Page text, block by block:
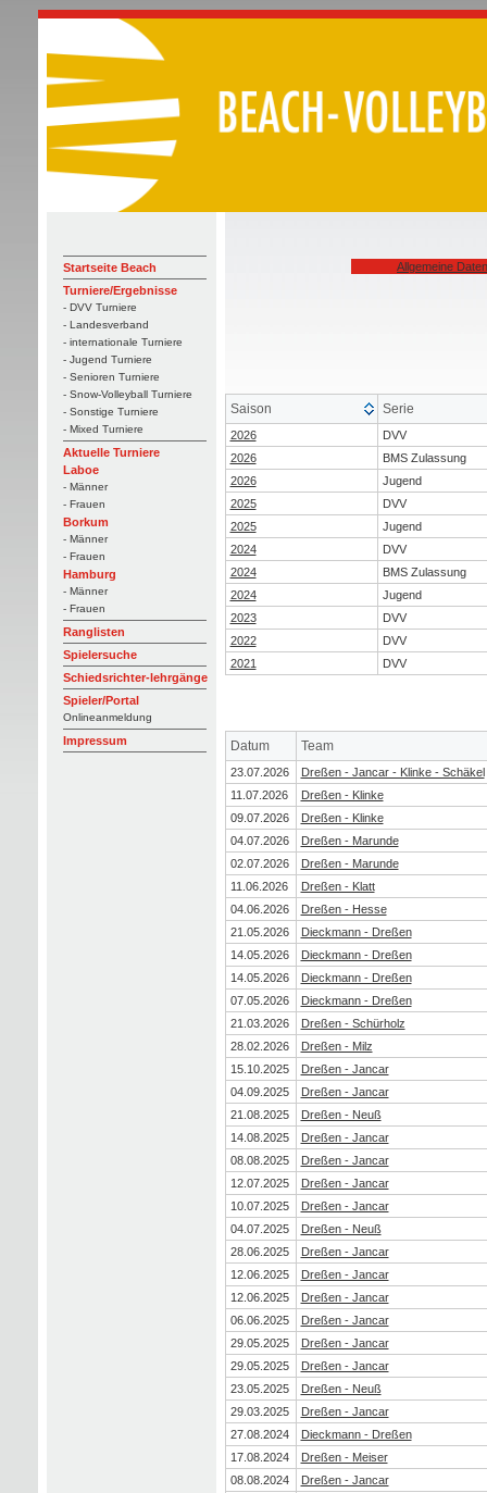
Startseite Beach
Turniere/Ergebnisse
- DVV Turniere
- Landesverband
- internationale Turniere
- Jugend Turniere
- Senioren Turniere
- Snow-Volleyball Turniere
- Sonstige Turniere
- Mixed Turniere
Aktuelle Turniere
Laboe
- Männer
- Frauen
Borkum
- Männer
- Frauen
Hamburg
- Männer
- Frauen
Ranglisten
Spielersuche
Schiedsrichter-lehrgänge
Spieler/Portal
Onlineanmeldung
Impressum
Allgemeine
Saison Serie
2026
DVV
2026
BMS Zulassung
2026
Jugend
2025
DVV
2025
Jugend
2024
DVV
2024
BMS Zulassung
2024
Jugend
2023
DVV
2022
DVV
2021
DVV
Datum Team
23.07.2026
Dreßen - Jancar - Klinke - Schäkel
11.07.2026
Dreßen - Klinke
09.07.2026
Dreßen - Klinke
04.07.2026
Dreßen - Marunde
02.07.2026
Dreßen - Marunde
11.06.2026
Dreßen - Klatt
04.06.2026
Dreßen - Hesse
21.05.2026
Dieckmann - Dreßen
14.05.2026
Dieckmann - Dreßen
14.05.2026
Dieckmann - Dreßen
07.05.2026
Dieckmann - Dreßen
21.03.2026
Dreßen - Schürholz
28.02.2026
Dreßen - Milz
15.10.2025
Dreßen - Jancar
04.09.2025
Dreßen - Jancar
21.08.2025
Dreßen - Neuß
14.08.2025
Dreßen - Jancar
08.08.2025
Dreßen - Jancar
12.07.2025
Dreßen - Jancar
10.07.2025
Dreßen - Jancar
04.07.2025
Dreßen - Neuß
28.06.2025
Dreßen - Jancar
12.06.2025
Dreßen - Jancar
12.06.2025
Dreßen - Jancar
06.06.2025
Dreßen - Jancar
29.05.2025
Dreßen - Jancar
29.05.2025
Dreßen - Jancar
23.05.2025
Dreßen - Neuß
29.03.2025
Dreßen - Jancar
27.08.2024
Dieckmann - Dreßen
17.08.2024
Dreßen - Meiser
08.08.2024
Dreßen - Jancar